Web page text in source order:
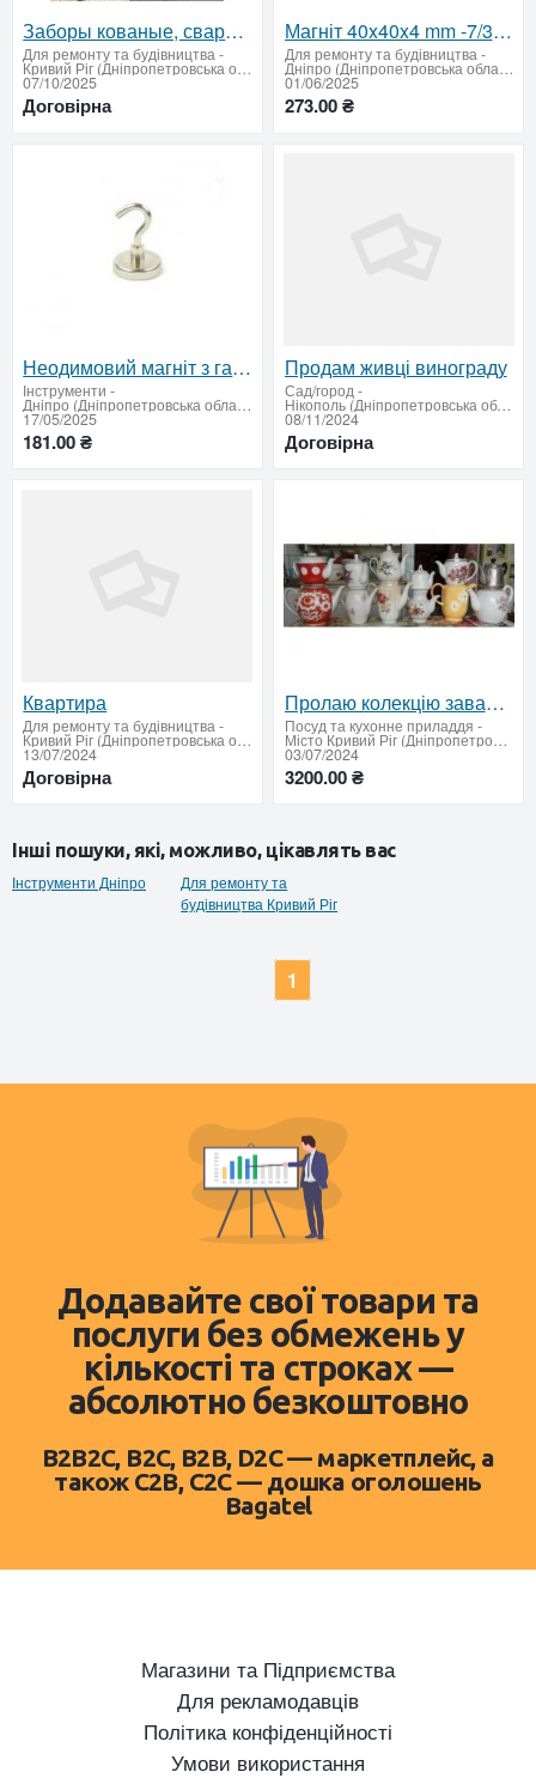
Заборы кованые, сварные, из профлиста. Навес. Ворота.
Для ремонту та будівництва-
Кривий Ріг (Дніпропетровська область)
07/10/2025
Договірна
Магніт 40x40x4 mm -7/3.5 mm x 4 потай
Для ремонту та будівництва-
Дніпро (Дніпропетровська область)
01/06/2025
273.00 ₴
Неодимовий магніт з гачком E36
Інструменти -
Дніпро (Дніпропетровська область)
17/05/2025
181.00 ₴
Продам живці винограду
Сад/город -
Нікополь (Дніпропетровська область)
08/11/2024
Договірна
Квартира
Для ремонту та будівництва-
Кривий Ріг (Дніпропетровська область)
13/07/2024
Договірна
Пролаю колекцію заварних чайників
Посуд та кухонне приладдя -
Місто Кривий Ріг (Дніпропетровська область)
03/07/2024
3200.00 ₴
Інші пошуки, які, можливо, цікавлять вас
Інструменти Дніпро
Для ремонту та
будівництва Кривий Ріг
1
Додавайте свої товари та
послуги без обмежень у
кількості та строках —
абсолютно безкоштовно
B2B2C, B2C, B2B, D2C — маркетплейс, а
також C2B, C2C — дошка оголошень
Bagatel
Магазини та Підприємства
Для рекламодавців
Політика конфіденційності
Умови використання